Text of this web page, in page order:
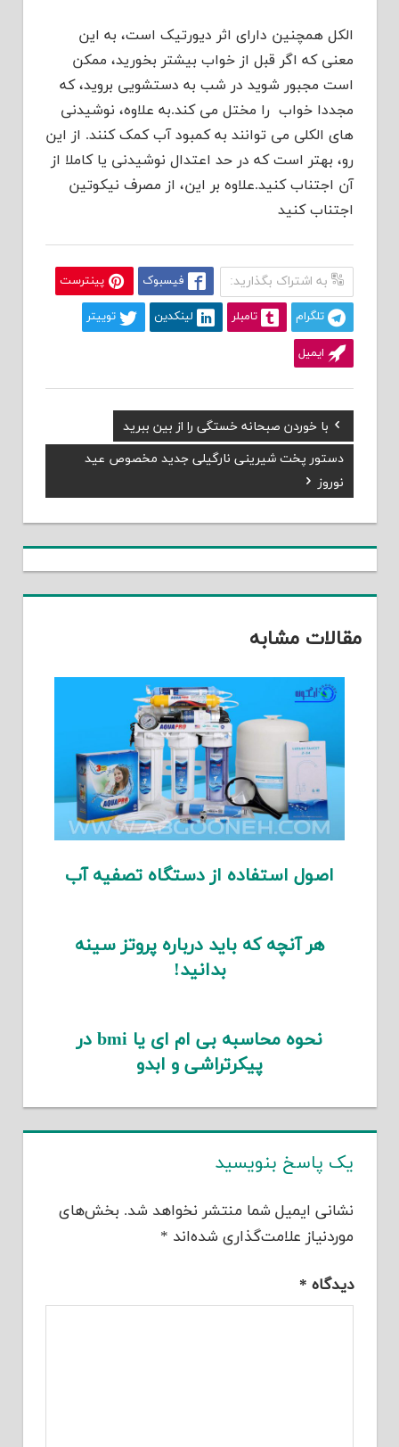
الکل همچنین دارای اثر دیورتیک است، به این
معنی که اگر قبل از خواب بیشتر بخورید، ممکن
است مجبور شوید در شب به دستشویی بروید، که
مجددا خواب را مختل می کند.به علاوه، نوشیدنی
های الکلی می توانند به کمبود آب کمک کنند. از این
رو، بهتر است که در حد اعتدال نوشیدنی یا کاملا از
آن اجتناب کنید.علاوه بر این، از مصرف نیکوتین
اجتناب کنید
به اشتراک بگذارید: فیسبوک پینترست
تلگرام تامبلر لینکدین توییتر
ایمیل
راهبری
نوشته
Previous
Post:
با خوردن صبحانه خستگی را از بین ببرید
Next
Post:
دستور پخت شیرینی نارگیلی جدید مخصوص عید
نوروز
مقالات مشابه
اصول استفاده از دستگاه تصفیه آب
هر آنچه که باید درباره پروتز سینه
بدانید!
نحوه محاسبه بی ام ای یا bmi در
پیکرتراشی و ابدو
یک پاسخ بنویسید
نشانی ایمیل شما منتشر نخواهد شد. بخش‌های
موردنیاز علامت‌گذاری شده‌اند *
دیدگاه *